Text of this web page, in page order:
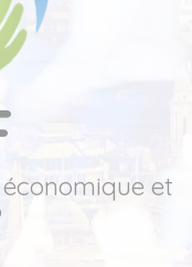
et